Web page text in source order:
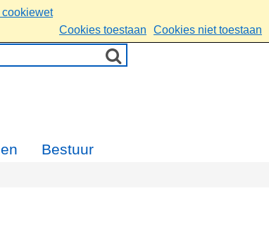
cookiewet
Cookies toestaan
Cookies niet toestaan
Bestuur